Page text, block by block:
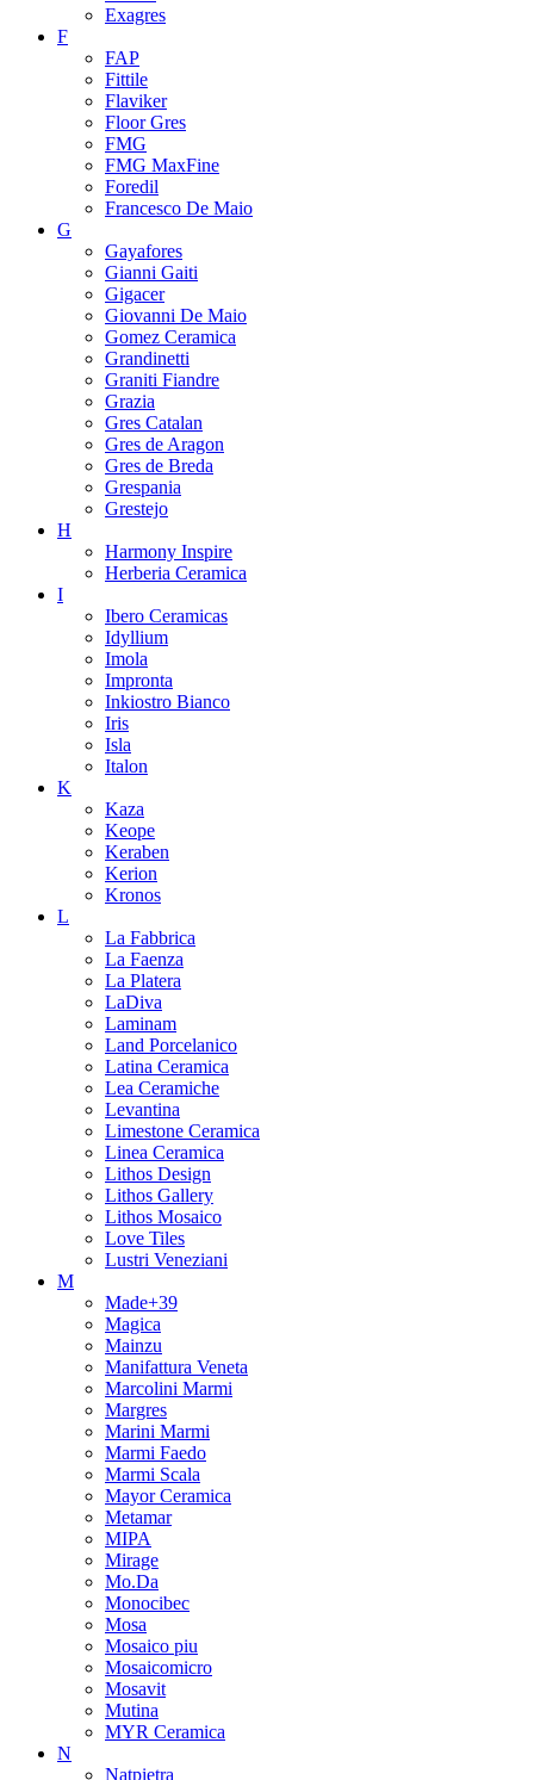
Exagres
F
FAP
Fittile
Flaviker
Floor Gres
FMG
FMG MaxFine
Foredil
Francesco De Maio
G
Gayafores
Gianni Gaiti
Gigacer
Giovanni De Maio
Gomez Ceramica
Grandinetti
Graniti Fiandre
Grazia
Gres Catalan
Gres de Aragon
Gres de Breda
Grespania
Grestejo
H
Harmony Inspire
Herberia Ceramica
I
Ibero Ceramicas
Idyllium
Imola
Impronta
Inkiostro Bianco
Iris
Isla
Italon
K
Kaza
Keope
Keraben
Kerion
Kronos
L
La Fabbrica
La Faenza
La Platera
LaDiva
Laminam
Land Porcelanico
Latina Ceramica
Lea Ceramiche
Levantina
Limestone Ceramica
Linea Ceramica
Lithos Design
Lithos Gallery
Lithos Mosaico
Love Tiles
Lustri Veneziani
M
Made+39
Magica
Mainzu
Manifattura Veneta
Marcolini Marmi
Margres
Marini Marmi
Marmi Faedo
Marmi Scala
Mayor Ceramica
Metamar
MIPA
Mirage
Mo.Da
Monocibec
Mosa
Mosaico piu
Mosaicomicro
Mosavit
Mutina
MYR Ceramica
N
Natpietra